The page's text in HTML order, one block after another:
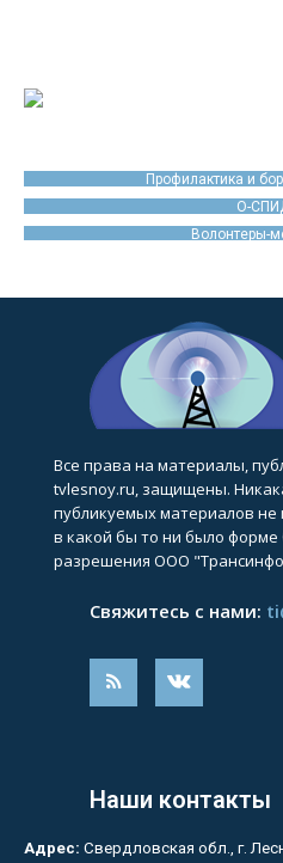
Профилактика и
О-
Волонтеры-
Все права на материалы,
tvlesnoy.ru, защищены.
публикуемых материалов
в какой бы то ни было форме
разрешения ООО
Свяжитесь с нами:
Наши контакты
Адрес: Свердловская обл., г.